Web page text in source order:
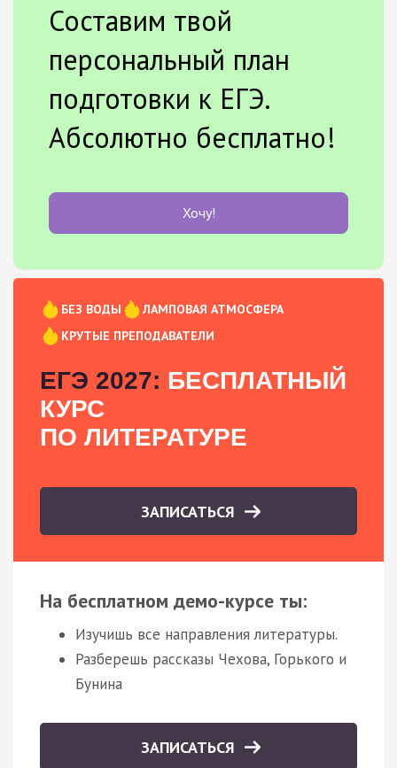
Составим твой
персональный план
подготовки к ЕГЭ.
Абсолютно бесплатно!
Хочу!
БЕЗ ВОДЫ
ЛАМПОВАЯ АТМОСФЕРА
КРУТЫЕ ПРЕПОДАВАТЕЛИ
ЕГЭ 2027: БЕСПЛАТНЫЙ
КУРС
ПО ЛИТЕРАТУРЕ
ЗАПИСАТЬСЯ
На бесплатном демо-курсе ты:
Изучишь все направления литературы.
Разберешь рассказы Чехова, Горького и
Бунина
ЗАПИСАТЬСЯ